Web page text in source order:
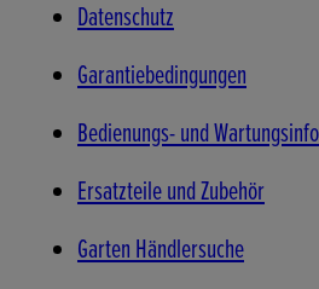
Datenschutz
Garantiebedingungen
Bedienungs- und
Ersatzteile und Zubehör
Garten Händlersuche